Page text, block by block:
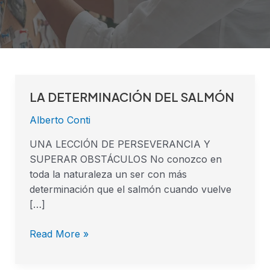
LA DETERMINACIÓN DEL SALMÓN
Alberto Conti
UNA LECCIÓN DE PERSEVERANCIA Y
SUPERAR OBSTÁCULOS No conozco en
toda la naturaleza un ser con más
determinación que el salmón cuando vuelve
[…]
LA
DEL
SALMÓN
Read More »